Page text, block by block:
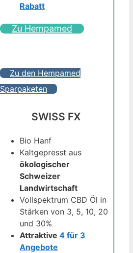
Rabatt
Zu Hempamed
Zu den Hempamed
Sparpaketen
SWISS FX
Bio Hanf
Kaltgepresst aus
ökologischer
Schweizer
Landwirtschaft
Vollspektrum CBD Öl in
Stärken von 3, 5, 10, 20
und 30%
Attraktive 4 für 3
Angebote